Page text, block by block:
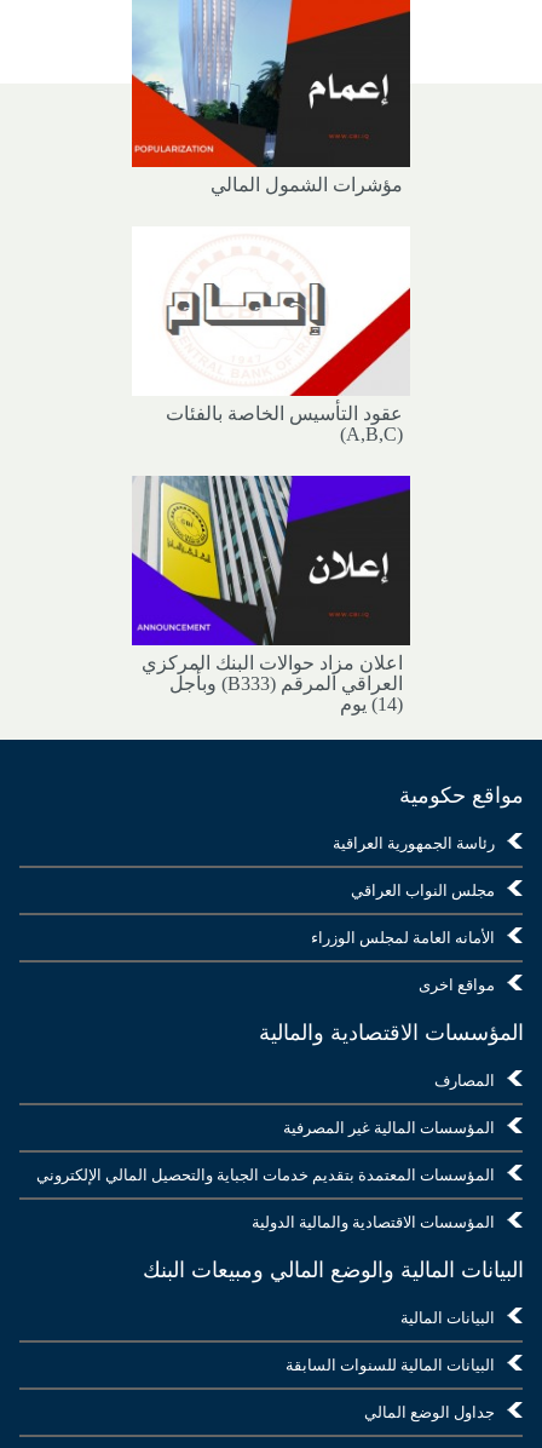
مؤشرات الشمول المالي
عقود التأسيس الخاصة بالفئات
(A,B,C)
اعلان مزاد حوالات البنك المركزي
العراقي المرقم (B333) وبأجل
(14) يوم
مواقع حكومية
رئاسة الجمهورية العراقية
مجلس النواب العراقي
الأمانه العامة لمجلس الوزراء
مواقع اخرى
المؤسسات الاقتصادية والمالية
المصارف
المؤسسات المالية غير المصرفية
المؤسسات المعتمدة بتقديم خدمات الجباية والتحصيل المالي الإلكتروني
المؤسسات الاقتصادية والمالية الدولية
البيانات المالية والوضع المالي ومبيعات البنك
البيانات المالية
البيانات المالية للسنوات السابقة
جداول الوضع المالي